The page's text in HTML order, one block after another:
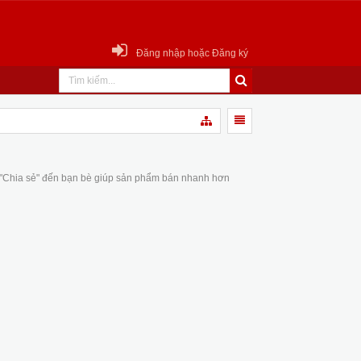
Đăng nhập hoặc Đăng ký
sẻ" đến bạn bè giúp sản phẩm bán nhanh hơn